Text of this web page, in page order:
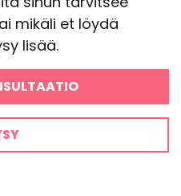
mikäli et löydä
lisää.